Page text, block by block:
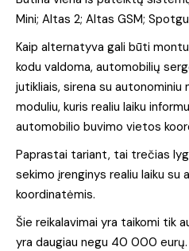
Mini; Altas 2; Altas GSM;
Kaip alternatyva gali būti
kodu valdoma, automobilių
jutikliais, sirena su autonominiu
moduliu, kuris realiu laiku
automobilio buvimo vietos
Paprastai tariant, tai trečias
sekimo įrenginys realiu laiku su
koordinatėmis.
Šie reikalavimai yra taikomi tik
yra daugiau negu 40 000